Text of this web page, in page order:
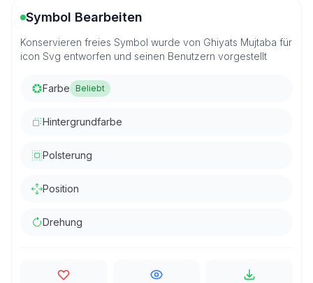
Symbol Bearbeiten
Konservieren freies Symbol wurde von Ghiyats Mujtaba für
icon Svg entworfen und seinen Benutzern vorgestellt
Farbe Beliebt
Hintergrundfarbe
Polsterung
Position
Drehung